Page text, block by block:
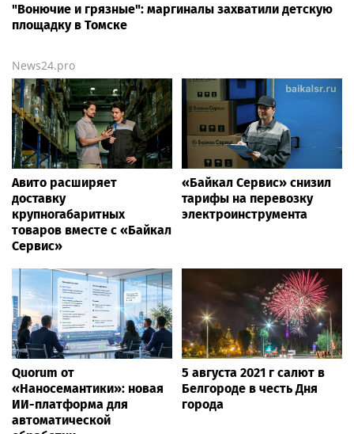
"Вонючие и грязные": маргиналы захватили детскую
площадку в Томске
News24.pro
Авито расширяет
доставку
крупногабаритных
товаров вместе с «Байкал
Сервис»
«Байкал Сервис» снизил
тарифы на перевозку
электроинструмента
Quorum от
«Наносемантики»: новая
ИИ-платформа для
автоматической
5 августа 2021 г салют в
Белгороде в честь Дня
города